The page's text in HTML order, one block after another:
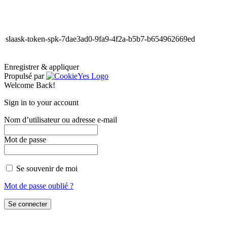
slaask-token-spk-7dae3ad0-9fa9-4f2a-b5b7-b654962669ed
Enregistrer & appliquer
Propulsé par
Welcome Back!
Sign in to your account
Nom d’utilisateur ou adresse e-mail
Mot de passe
Se souvenir de moi
Mot de passe oublié ?